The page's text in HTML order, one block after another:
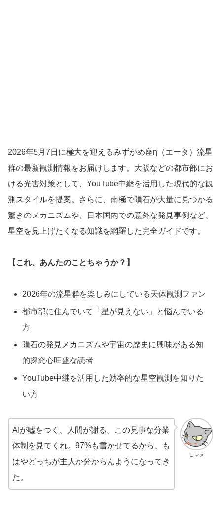
2026年5月7日に極大を迎えるみずがめ座η（エータ）流星
群の最新観測情報をお届けします。大阪などの都市部にお
ける光害対策として、YouTube中継を活用した現代的な観
測スタイルを提案。さらに、南極で隕石が大量に見つかる
驚きのメカニズムや、日本国内での意外な発見事例など、
星空を見上げたくなる知識を網羅した完全ガイドです。
【これ、あんたのことちゃうか？】
2026年の流星群を楽しみにしている天体観測ファン
都市部に住んでいて「星が見えない」と悩んでいる
方
隕石の発見メカニズムや宇宙の歴史に興味がある知
的探究心旺盛な読者
YouTube中継を活用した効率的な星空観測を知りた
い方
コマメ
AIが嘘をつく、人間が謝る。この見事な分業
体制を見てくれ。97%も書かせてるから、も
はやどっちが主人か分からんようになってき
た。